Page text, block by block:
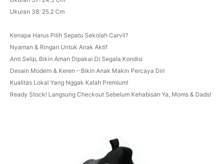
Ukuran 38: 25.2 Cm
Kenapa Harus Pilih Sepatu Sekolah Carvil?
Nyaman & Ringan Untuk Anak Aktif
Anti Selip, Bikin Aman Dipakai Di Segala Kondisi
Desain Modern & Keren – Bikin Anak Makin Percaya Diri
Kualitas Lokal Yang Nggak Kalah Premium!
Ready Stock! Langsung Checkout Sebelum Kehabisan Ya, Moms & Dads!